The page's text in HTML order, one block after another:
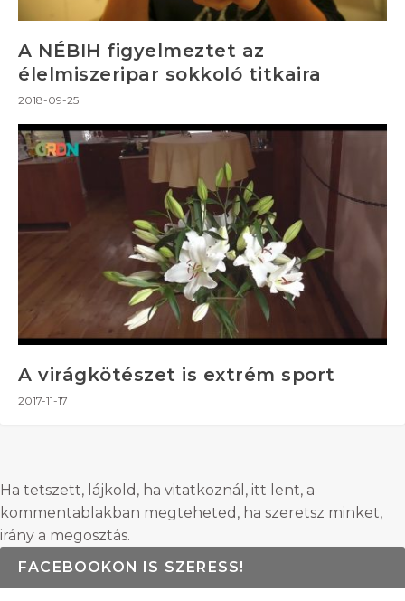
A NÉBIH figyelmeztet az
élelmiszeripar sokkoló titkaira
2018-09-25
A virágkötészet is extrém sport
2017-11-17
Ha tetszett, lájkold, ha vitatkoznál, itt lent, a
kommentablakban megteheted, ha szeretsz minket,
irány a megosztás.
FACEBOOKON IS SZERESS!